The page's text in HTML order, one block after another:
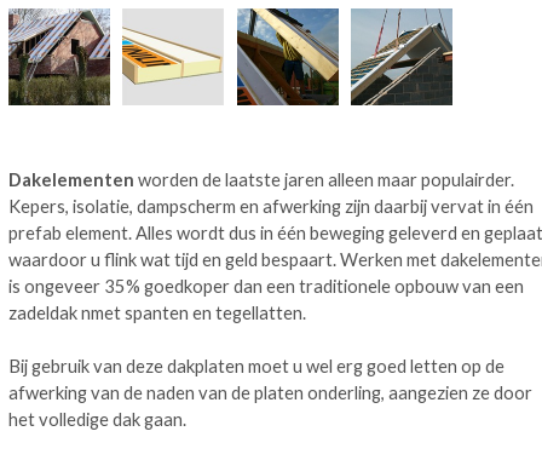
Dakelementen worden de laatste jaren alleen maar populairder.
Kepers, isolatie, dampscherm en afwerking zijn daarbij vervat in één
prefab element. Alles wordt dus in één beweging geleverd en
waardoor u flink wat tijd en geld bespaart. Werken met
is ongeveer 35% goedkoper dan een traditionele opbouw van een
zadeldak nmet spanten en tegellatten.
Bij gebruik van deze dakplaten moet u wel erg goed letten op de
afwerking van de naden van de platen onderling, aangezien ze door
het volledige dak gaan.